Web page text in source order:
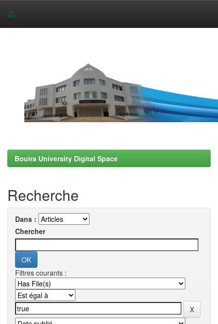
Bouira University Digital Space
Recherche
Dans :
Chercher
Filtres courants :